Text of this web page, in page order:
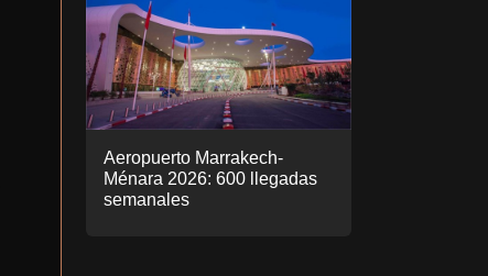
Aeropuerto Marrakech-
Ménara 2026: 600 llegadas
semanales